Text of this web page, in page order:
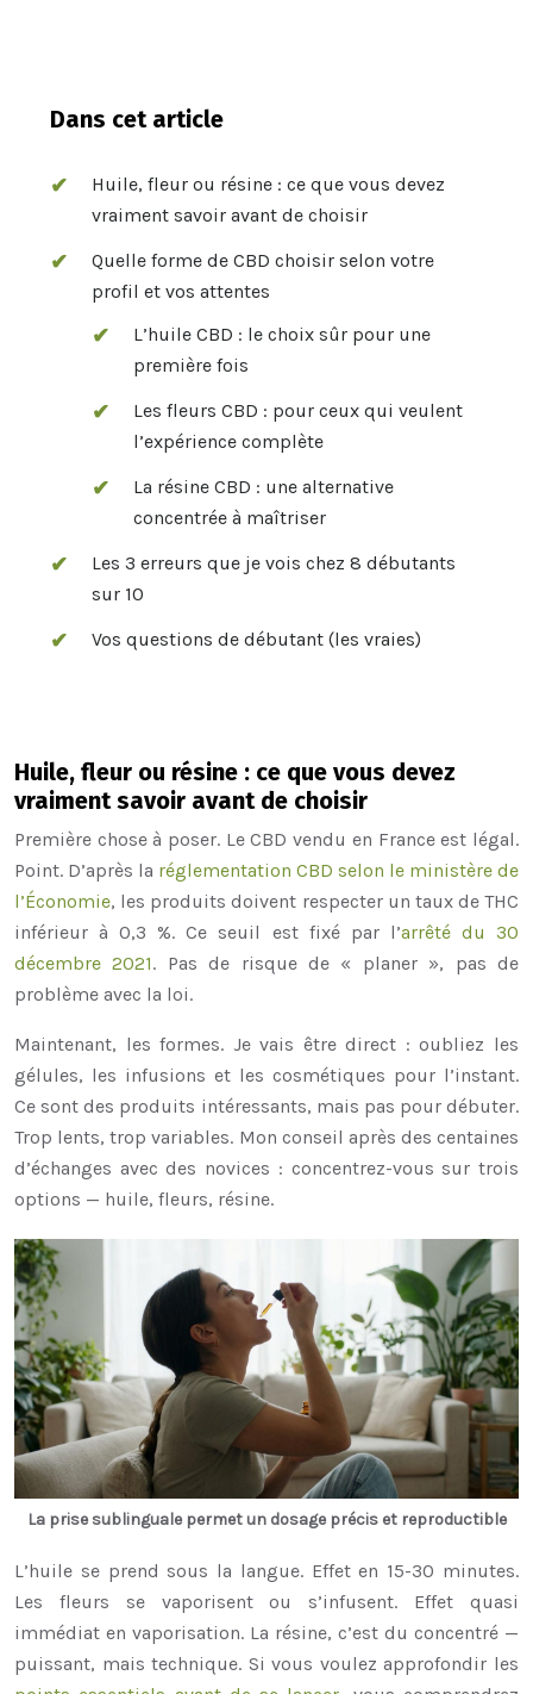
Dans cet article
Huile, fleur ou résine : ce que vous devez
vraiment savoir avant de choisir
Quelle forme de CBD choisir selon votre
profil et vos attentes
L’huile CBD : le choix sûr pour une
première fois
Les fleurs CBD : pour ceux qui veulent
l’expérience complète
La résine CBD : une alternative
concentrée à maîtriser
Les 3 erreurs que je vois chez 8 débutants
sur 10
Vos questions de débutant (les vraies)
Huile, fleur ou résine : ce que vous devez
vraiment savoir avant de choisir
Première chose à poser. Le CBD vendu en France est légal.
Point. D’après la réglementation CBD selon le ministère de
l’Économie, les produits doivent respecter un taux de THC
inférieur à 0,3 %. Ce seuil est fixé par l’arrêté du 30
décembre 2021. Pas de risque de « planer », pas de
problème avec la loi.
Maintenant, les formes. Je vais être direct : oubliez les
gélules, les infusions et les cosmétiques pour l’instant.
Ce sont des produits intéressants, mais pas pour débuter.
Trop lents, trop variables. Mon conseil après des centaines
d’échanges avec des novices : concentrez-vous sur trois
options — huile, fleurs, résine.
La prise sublinguale permet un dosage précis et reproductible
L’huile se prend sous la langue. Effet en 15-30 minutes.
Les fleurs se vaporisent ou s’infusent. Effet quasi
immédiat en vaporisation. La résine, c’est du concentré —
puissant, mais technique. Si vous voulez approfondir les